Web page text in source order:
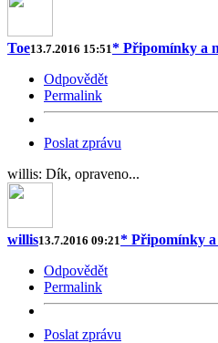
Toe13.7.2016 15:51* Připomínky a
Odpovědět
Permalink
Poslat zprávu
willis: Dík, opraveno...
willis13.7.2016 09:21* Připomínky
Odpovědět
Permalink
Poslat zprávu